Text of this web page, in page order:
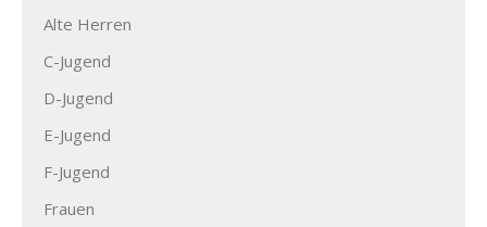
Alte Herren
C-Jugend
D-Jugend
E-Jugend
F-Jugend
Frauen